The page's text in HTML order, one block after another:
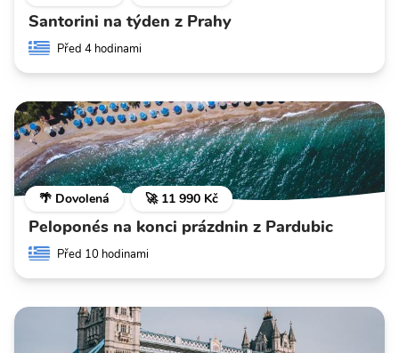
Santorini na týden z Prahy
Před 4 hodinami
🌴 Dovolená 🚀 11 990 Kč
Peloponés na konci prázdnin z Pardubic
Před 10 hodinami